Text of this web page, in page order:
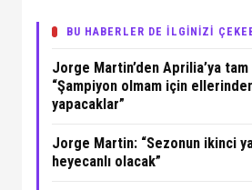
BU HABERLER DE İLGİNİZİ
Jorge Martin’den Aprilia’ya tam
“Şampiyon olmam için
yapacaklar”
Jorge Martin: “Sezonun ikinci
heyecanlı olacak”